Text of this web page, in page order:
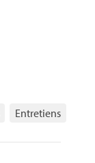
Entretiens